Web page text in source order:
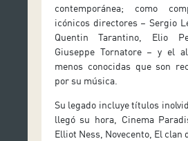
contemporánea; como
icónicos directores – Sergio
Quentin Tarantino, Elio
Giuseppe Tornatore – y el
menos conocidas que son
por su música.
Su legado incluye títulos
llegó su hora, Cinema
Elliot Ness, Novecento, El clan